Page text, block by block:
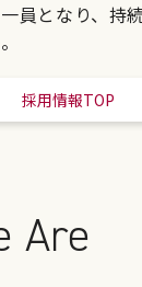
員となり、持
採用情報TOP
Are